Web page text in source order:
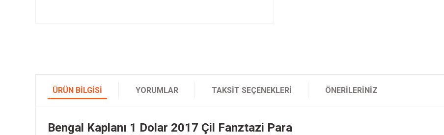
ÜRÜN BILGISI YORUMLAR TAKSIT SEÇENEKLERI ÖNERILERINIZ
Bengal Kaplanı 1 Dolar 2017 Çil Fanztazi Para